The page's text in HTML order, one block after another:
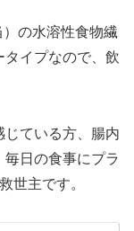
の水溶性食物繊
イプなので、飲
ている方、腸内
日の食事にプラ
世主です。